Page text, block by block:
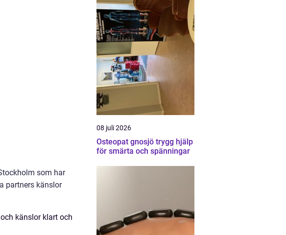
som har
partners känslor
känslor klart och
08 juli 2026
Osteopat gnosjö trygg hjälp
för smärta och spänningar